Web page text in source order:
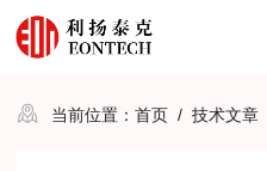
当前位置：首页 /技术文章